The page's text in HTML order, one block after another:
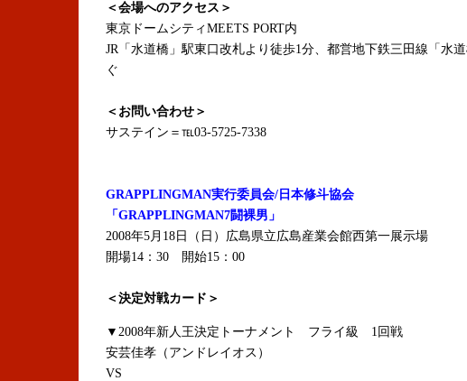
＜会場へのアクセス＞
東京ドームシティMEETS PORT内
JR「水道橋」駅東口改札より徒歩1分、都営地下鉄三田線「水
ぐ
＜お問い合わせ＞
サステイン＝℡03-5725-7338
GRAPPLINGMAN実行委員会/日本修斗協会
「GRAPPLINGMAN7闘裸男」
2008年5月18日（日）広島県立広島産業会館西第一展示場
開場14：30 開始15：00
＜決定対戦カード＞
▼2008年新人王決定トーナメント フライ級 1回戦
安芸佳孝（アンドレイオス）
VS